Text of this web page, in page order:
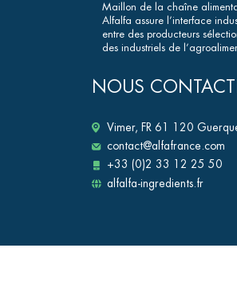
Maillon de la chaîne
Alfalfa assure l’interface
entre des producteurs
des industriels de
NOUS
Vimer, FR 61 120
contact@alfafrance.com
+33 (0)2 33 12 25 50
alfalfa-ingredients.fr